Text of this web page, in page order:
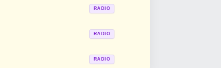
RADIO
RADIO
RADIO